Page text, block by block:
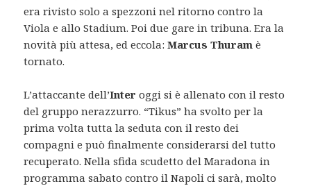
era rivisto solo a spezzoni nel ritorno contro la
Viola e allo Stadium. Poi due gare in tribuna. Era la
novità più attesa, ed eccola:Marcus Thuram è
tornato.
L’attaccante dell’Inter oggi si è allenato con il resto
del gruppo nerazzurro. “Tikus” ha svolto per la
prima volta tutta la seduta con il resto dei
compagni e può finalmente considerarsi del tutto
recuperato. Nella sfida scudetto del Maradona in
programma sabato contro il Napoli ci sarà, molto